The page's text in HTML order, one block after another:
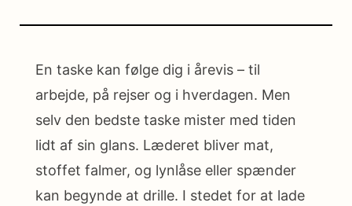
En taske kan følge dig i årevis – til
arbejde, på rejser og i hverdagen. Men
selv den bedste taske mister med tiden
lidt af sin glans. Læderet bliver mat,
stoffet falmer, og lynlåse eller spænder
kan begynde at drille. I stedet for at lade